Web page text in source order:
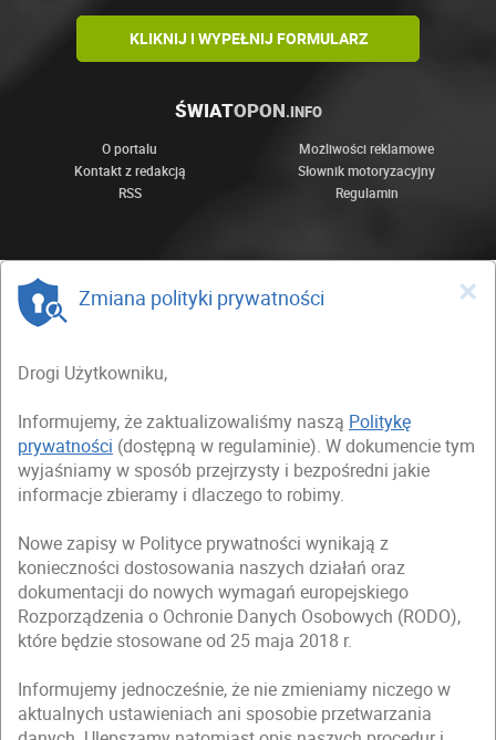
KLIKNIJ I WYPEŁNIJ FORMULARZ
ŚWIATOPON.INFO
O portalu
Możliwości reklamowe
Kontakt z redakcją
Słownik motoryzacyjny
RSS
Regulamin
×
Zmiana polityki prywatności
Drogi Użytkowniku,
Informujemy, że zaktualizowaliśmy naszą Politykę
prywatności (dostępną w regulaminie). W dokumencie tym
wyjaśniamy w sposób przejrzysty i bezpośredni jakie
informacje zbieramy i dlaczego to robimy.
Nowe zapisy w Polityce prywatności wynikają z
konieczności dostosowania naszych działań oraz
dokumentacji do nowych wymagań europejskiego
Rozporządzenia o Ochronie Danych Osobowych (RODO),
które będzie stosowane od 25 maja 2018 r.
Informujemy jednocześnie, że nie zmieniamy niczego w
aktualnych ustawieniach ani sposobie przetwarzania